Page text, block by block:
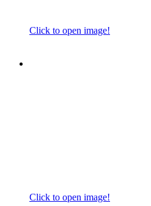
Click to open image!
Click to open image!